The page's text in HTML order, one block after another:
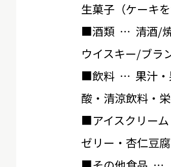
生菓子（ケーキ
■酒類 … 清酒/焼
ウイスキー/ブラ
■飲料 … 果汁・
酸・清涼飲料・
■アイスクリー
ゼリー・杏仁豆